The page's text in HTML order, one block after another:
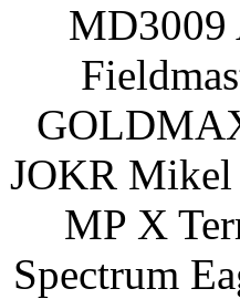
MD3009
JOKR Mikel
MP X
Spectrum